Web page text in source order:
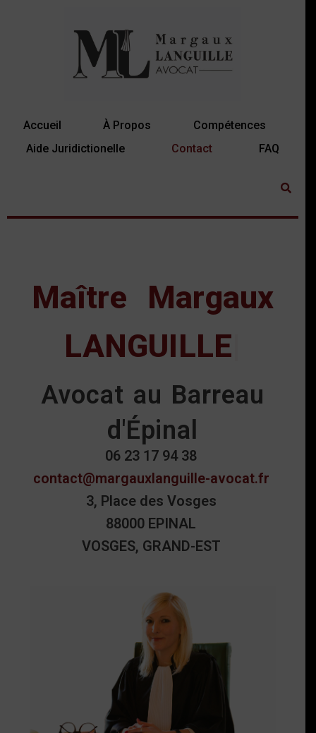
Accueil À Propos
Compétences
Aide Juridictionelle
Contact FAQ
Maître Margaux
LANGUILLE
Avocat au Barreau
d'Épinal
06 23 17 94 38
contact@margauxlanguille-avocat.fr
3, Place des Vosges
88000 EPINAL
VOSGES, GRAND-EST